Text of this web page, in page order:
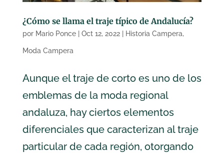
¿Cómo se llama el traje típico de Andalucía?
por Mario Ponce| Oct 12, 2022| Historia Campera,
Moda Campera
Aunque el traje de corto es uno de los
emblemas de la moda regional
andaluza, hay ciertos elementos
diferenciales que caracterizan al traje
particular de cada región, otorgando